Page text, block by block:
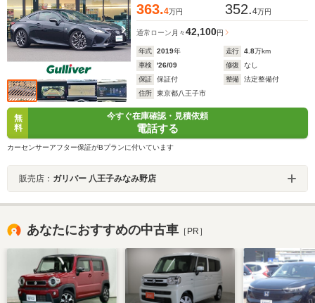
363.4万円 352.4万円
通常ローン 月々42,100円
年式 2019年 走行 4.8万km
車検
'26/09 修復
なし
保証
保証付 整備
法定整備付
住所
東京都八王子市
無
料
今すぐ在庫確認・見積依頼
電話する
カーセンサーアフター保証がBプランに付いています
販売店： ガリバー 八王子みなみ野店
あなたにおすすめの中古車 ［PR］